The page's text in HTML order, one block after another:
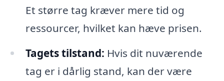
Et større tag kræver mere tid og
ressourcer, hvilket kan hæve prisen.
Tagets tilstand: Hvis dit nuværende
tag er i dårlig stand, kan der være